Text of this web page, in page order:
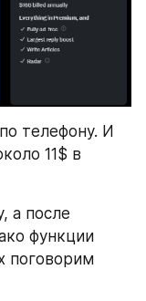
телефону. И
11$ в
а после
функции
поговорим